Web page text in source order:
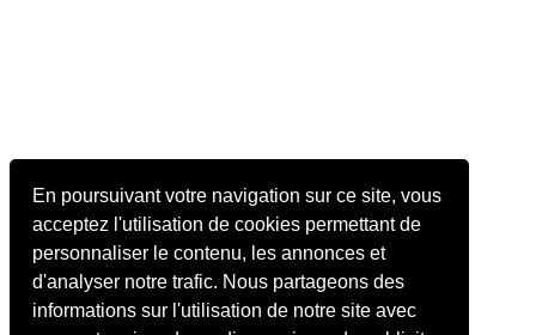
En poursuivant votre navigation sur ce site, vous
acceptez l'utilisation de cookies permettant de
personnaliser le contenu, les annonces et
d'analyser notre trafic. Nous partageons des
informations sur l'utilisation de notre site avec